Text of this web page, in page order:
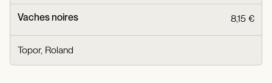
Vaches noires 8,15 €
Topor, Roland